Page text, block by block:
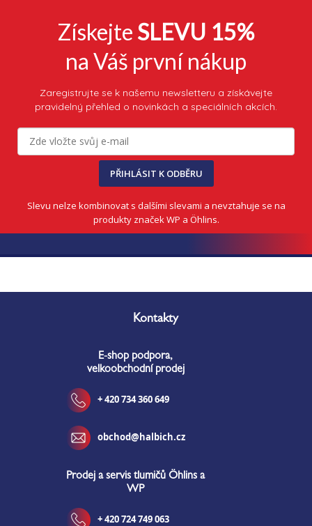
Získejte SLEVU 15%
na Váš první nákup
Zaregistrujte se k našemu newsletteru a získávejte
pravidelný přehled o novinkách a speciálních akcích.
PŘIHLÁSIT K ODBĚRU
Slevu nelze kombinovat s dalšími slevami a nevztahuje se na
produkty značek WP a Öhlins.
Kontakty
E-shop podpora,
velkoobchodní prodej
+ 420 734 360 649
obchod@halbich.cz
Prodej a servis tlumičů Öhlins a
WP
+ 420 724 749 063